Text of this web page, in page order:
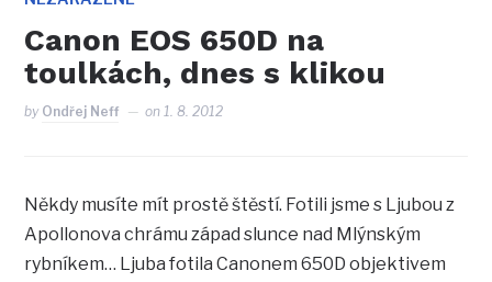
Canon EOS 650D na
toulkách, dnes s klikou
by Ondřej Neff on1. 8. 2012
Někdy musíte mít prostě štěstí. Fotili jsme s Ljubou z
Apollonova chrámu západ slunce nad Mlýnským
rybníkem… Ljuba fotila Canonem 650D objektivem